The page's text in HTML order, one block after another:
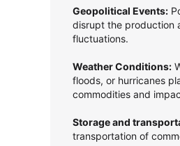
Geopolitical Events:
disrupt the production
fluctuations.
Weather Conditions:
floods, or hurricanes
commodities and
Storage and
transportation of